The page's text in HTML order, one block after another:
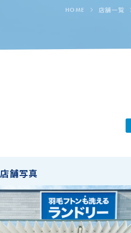
HOME 店舗一覧
店舗写真